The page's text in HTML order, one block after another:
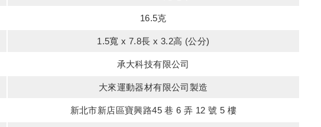
16.5克
1.5寬 x 7.8長 x 3.2高 (公分)
承大科技有限公司
大來運動器材有限公司製造
新北市新店區寶興路45 巷 6 弄 12 號 5 樓